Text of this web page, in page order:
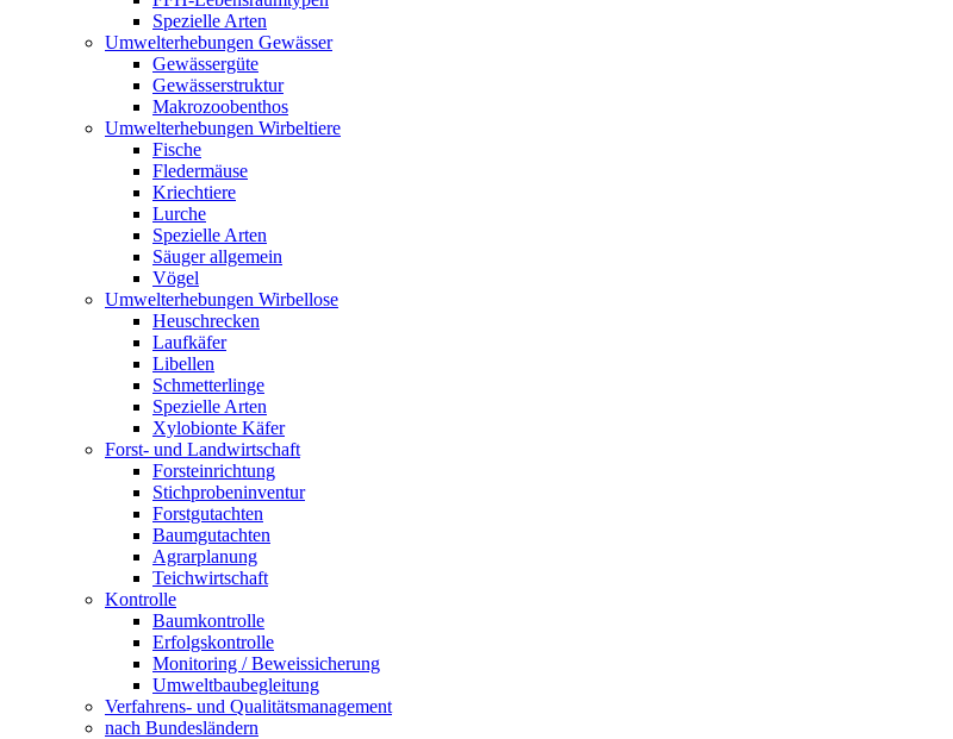
Spezielle Arten
Umwelterhebungen Gewässer
Gewässergüte
Gewässerstruktur
Makrozoobenthos
Umwelterhebungen Wirbeltiere
Fische
Fledermäuse
Kriechtiere
Lurche
Spezielle Arten
Säuger allgemein
Vögel
Umwelterhebungen Wirbellose
Heuschrecken
Laufkäfer
Libellen
Schmetterlinge
Spezielle Arten
Xylobionte Käfer
Forst- und Landwirtschaft
Forsteinrichtung
Stichprobeninventur
Forstgutachten
Baumgutachten
Agrarplanung
Teichwirtschaft
Kontrolle
Baumkontrolle
Erfolgskontrolle
Monitoring / Beweissicherung
Umweltbaubegleitung
Verfahrens- und Qualitätsmanagement
nach Bundesländern